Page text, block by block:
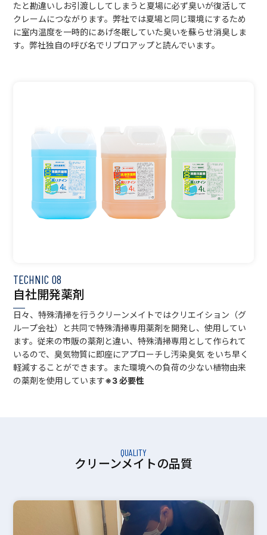
たと勘違いしお引渡ししてしまうと夏場に必ず臭いが復活して
クレームにつながります。弊社では夏場と同じ環境にするため
に室内温度を一時的にあげ冬眠していた臭いを蘇らせ消臭しま
す。弊社独自の呼び名でリプロアップと読んでいます。
TECHNIC 08
自社開発薬剤
日々、特殊清掃を行うクリーンメイトではクリエイション（グ
ループ会社）と共同で特殊清掃専用薬剤を開発し、使用してい
ます。従来の市販の薬剤と違い、特殊清掃専用として作られて
いるので、臭気物質に即座にアプローチし汚染臭気 をいち早く
軽減することができます。また環境への負荷の少ない植物由来
の薬剤を使用しています※3 必要性
QUALITY
クリーンメイトの品質